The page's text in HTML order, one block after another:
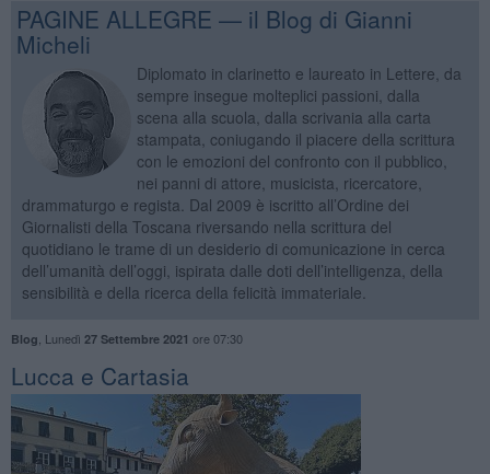
PAGINE ALLEGRE — il Blog di Gianni
Micheli
Diplomato in clarinetto e laureato in Lettere, da
sempre insegue molteplici passioni, dalla
scena alla scuola, dalla scrivania alla carta
stampata, coniugando il piacere della scrittura
con le emozioni del confronto con il pubblico,
nei panni di attore, musicista, ricercatore,
drammaturgo e regista. Dal 2009 è iscritto all’Ordine dei
Giornalisti della Toscana riversando nella scrittura del
quotidiano le trame di un desiderio di comunicazione in cerca
dell’umanità dell’oggi, ispirata dalle doti dell’intelligenza, della
sensibilità e della ricerca della felicità immateriale.
Blog Lunedì 27 Settembre 2021 ore 07:30
Lucca e Cartasia